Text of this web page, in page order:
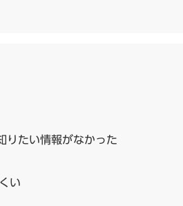
りたい情報がなかった
い